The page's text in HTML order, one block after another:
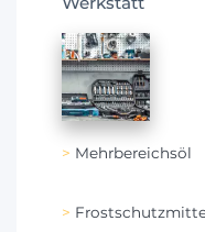
Mehrbereichsöl